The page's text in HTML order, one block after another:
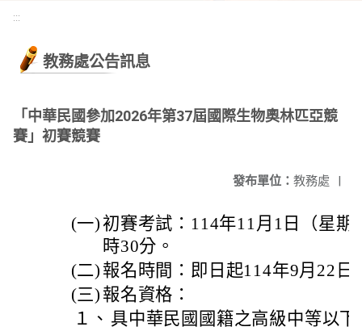
:::
教務處公告訊息
「中華民國參加2026年第37屆國際生物奧林匹亞競
賽」初賽競賽
發布單位： 教務處 |
(一) 初賽考試：114年11月1日（星期
時30分。
(二) 報名時間：即日起114年9月22日
(三) 報名資格：
１、 具中華民國國籍之高級中等以